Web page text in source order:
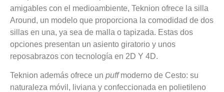
amigables con el medioambiente, Teknion ofrece la silla
Around, un modelo que proporciona la comodidad de dos
sillas en una, ya sea de malla o tapizada. Estas dos
opciones presentan un asiento giratorio y unos
reposabrazos con tecnología en 2D Y 4D.
Teknion además ofrece un puffmoderno de Cesto: su
naturaleza móvil, liviana y confeccionada en polietileno